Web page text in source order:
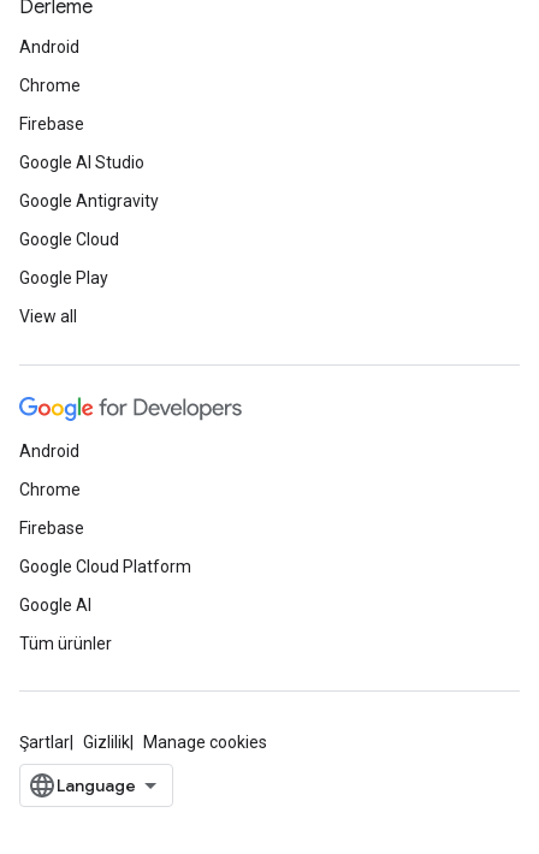
Derleme
Android
Chrome
Firebase
Google AI Studio
Google Antigravity
Google Cloud
Google Play
View all
Android
Chrome
Firebase
Google Cloud Platform
Google AI
Tüm ürünler
Şartlar Gizlilik Manage cookies